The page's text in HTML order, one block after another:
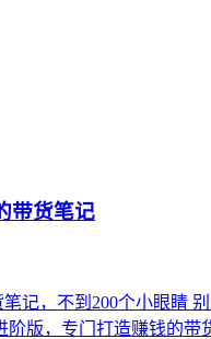
带货笔记
记，不到200个小眼睛
版，专门打造赚钱的